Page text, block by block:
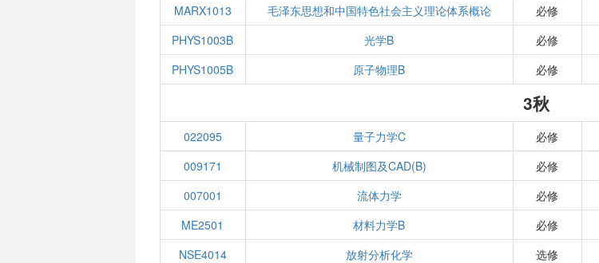
MARX1013
毛泽东思想和中国特色社会主义理论体系概论 必修
PHYS1003B
光学B 必修
PHYS1005B
原子物理B 必修
3秋
022095 量子力学C 必修
009171
机械制图及CAD(B) 必修
007001
流体力学 必修
ME2501
材料力学B 必修
NSE4014
放射分析化学 选修